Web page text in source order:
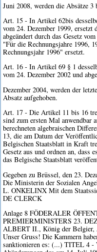
Juni 2008, werden die Absätze
Art. 15 - In Artikel 62bis
vom 24. Dezember 1999, ersetzt
abgeändert durch das Gesetz
"Für die Rechnungsjahre 1996,
Rechnungsjahr 1996" ersetzt.
Art. 16 - In Artikel 69 § 1
vom 24. Dezember 2002 und
Dezember 2004, werden der
Absatz aufgehoben.
Art. 17 - Die Artikel 11 bis 16
sind zum ersten Mal anwendbar
berechneten algebraischen
13, die am Datum der
Belgischen Staatsblatt in Kraft
Gesetz aus und ordnen an, dass
das Belgische Staatsblatt
Gegeben zu Brüssel, den 23.
Die Ministerin der Sozialen
L. ONKELINX Mit dem
DE CLERCK
Anlage 8 FÖDERALER
PREMIERMINISTERS 23.
ALBERT II., König der Belgier,
Unser Gruss! Die Kammern
sanktionieren es: (...) TITEL 4